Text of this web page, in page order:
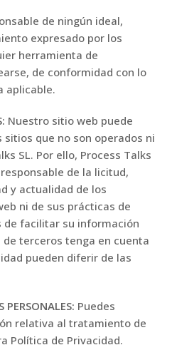
de ningún ideal,
expresado por los
herramienta de
de conformidad con lo
aplicable.
Nuestro sitio web puede
que no son operados ni
SL. Por ello, Process Talks
de la licitud,
y actualidad de los
ni de sus prácticas de
de facilitar su información
terceros tenga en cuenta
pueden diferir de las
Puedes
relativa al tratamiento de
Política de Privacidad.